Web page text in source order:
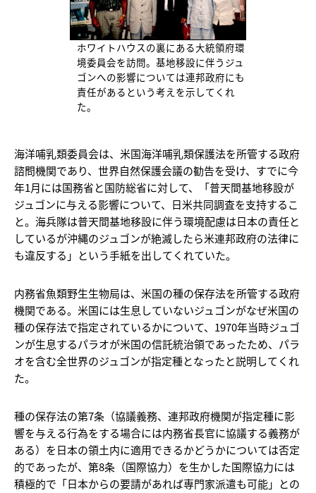
ホワイトハウスの裏にある大統領府環
境委員会を訪問。基地移設に伴うジュ
ゴンへの影響については連邦政府にも
責任があるという考えを示してくれ
た。
海洋哺乳類委員会は、米国海洋哺乳類保護法を所管する政府
諮問機関であり、世界自然保護会議の勧告を受け、すでに今
年1月には国務省と国防総省に対して、「普天間基地移設が
ジュゴンに与える影響について、日米共同調査を支持するこ
と。海兵隊は普天間基地移設に伴う環境配慮は日本の責任と
しているが沖縄のジュゴンが絶滅したら米連邦政府の法律に
も違反する」という手紙を出してくれていた。
内務省魚類野生生物局は、米国の種の保存法を所管する政府
機関である。米国には生息していないジュゴンがなぜ米国の
種の保存法で指定されているかについて、1970年当時ジュゴ
ンが生息するパラオが米国の信託統治領であったため、パラ
オを含む全世界のジュゴンが指定種となったと説明してくれ
た。
種の保存法の第7条（協議義務、連邦政府機関が指定種に影
響を与える行為をする場合には内務省長官に協議する義務が
ある）を日本の領土内に適用できるかどうかについては否定
的であったが、第8条（国際協力）を生かした国際協力には
積極的で「日本からの要請があれば専門家派遣も可能」との